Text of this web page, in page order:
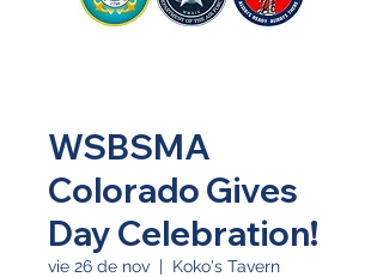
WSBSMA
Colorado Gives
Day Celebration!
vie 26 de nov
  |
Koko's Tavern